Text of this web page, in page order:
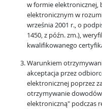
w formie elektronicznej,
elektronicznym w
września 2001 r., o
1450, z późn. zm.),
kwalifikowanego
Warunkiem
akceptacja przez
elektronicznej poprzez
otrzymywanie
elektroniczną" podczas